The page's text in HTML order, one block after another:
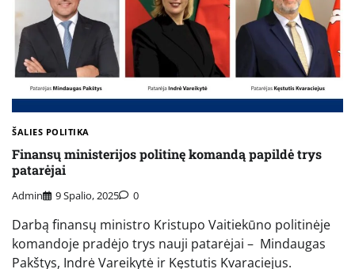
ŠALIES POLITIKA
Finansų ministerijos politinę komandą papildė trys
patarėjai
Admin 9 Spalio, 2025 0
Darbą finansų ministro Kristupo Vaitiekūno politinėje
komandoje pradėjo trys nauji patarėjai – Mindaugas
Pakštys, Indrė Vareikytė ir Kęstutis Kvaraciejus.